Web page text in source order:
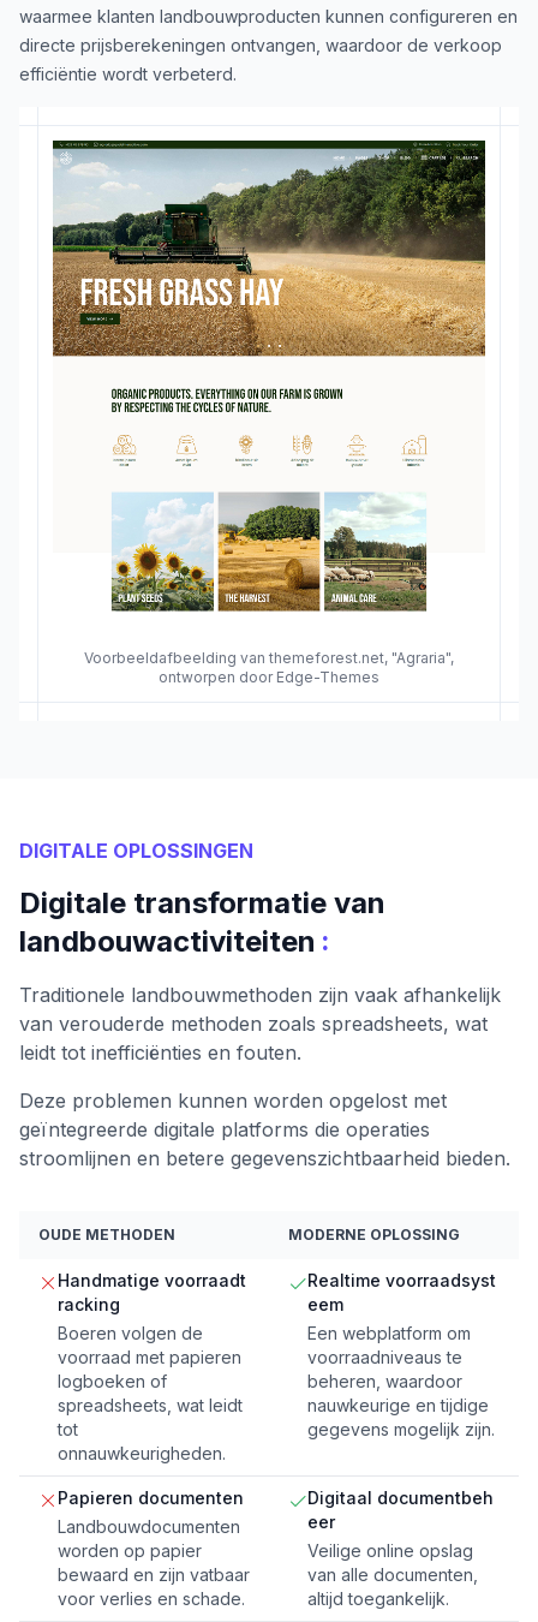
Voorbeeldafbeelding van themeforest.net, "Agraria",
ontworpen door Edge-Themes
waarmee klanten landbouwproducten kunnen configureren en
directe prijsberekeningen ontvangen, waardoor de verkoop
efficiëntie wordt verbeterd.
DIGITALE OPLOSSINGEN
Digitale transformatie van
landbouwactiviteiten :
Traditionele landbouwmethoden zijn vaak afhankelijk
van verouderde methoden zoals spreadsheets, wat
leidt tot inefficiënties en fouten.
Deze problemen kunnen worden opgelost met
geïntegreerde digitale platforms die operaties
stroomlijnen en betere gegevenszichtbaarheid bieden.
OUDE METHODEN MODERNE OPLOSSING
Handmatige voorraadt
racking
Boeren volgen de
voorraad met papieren
logboeken of
spreadsheets, wat leidt
tot
onnauwkeurigheden.
Realtime voorraadsyst
eem
Een webplatform om
voorraadniveaus te
beheren, waardoor
nauwkeurige en tijdige
gegevens mogelijk zijn.
Papieren documenten
Landbouwdocumenten
worden op papier
bewaard en zijn vatbaar
voor verlies en schade.
Digitaal documentbeh
eer
Veilige online opslag
van alle documenten,
altijd toegankelijk.